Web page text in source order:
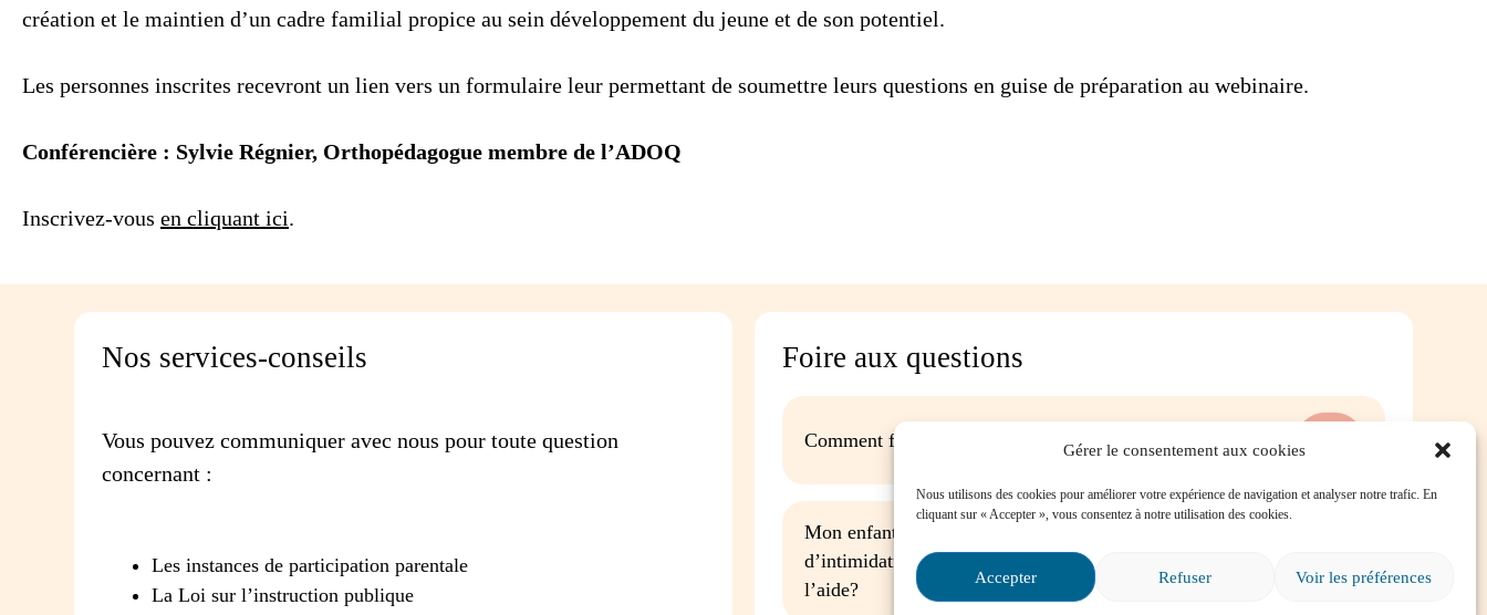
Gérer le consentement aux cookies
Nous utilisons des cookies pour améliorer votre expérience de navigation et analyser notre trafic. En
cliquant sur « Accepter », vous consentez à notre utilisation des cookies.
Accepter Refuser Voir les préférences
création et le maintien d’un cadre familial propice au sein développement du jeune et de son potentiel.
Les personnes inscrites recevront un lien vers un formulaire leur permettant de soumettre leurs questions en guise de préparation au webinaire.
Conférencière : Sylvie Régnier, Orthopédagogue membre de l’ADOQ
Inscrivez-vous en cliquant ici.
Nos services-conseils
Vous pouvez communiquer avec nous pour toute question
concernant :
Les instances de participation parentale
La Loi sur l’instruction publique
Foire aux questions
Comment favoriser la persévérance scolaire?
Mon enfant est impliqué dans une situation
d’intimidation à l’école, où puis-je trouver de
l’aide?